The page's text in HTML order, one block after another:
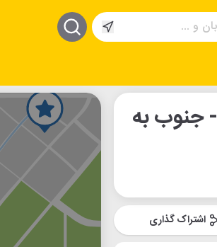
ایستگاه اتوبوس طوس (سینا) - کد 123 - جنوب به
اشتراک گذاری